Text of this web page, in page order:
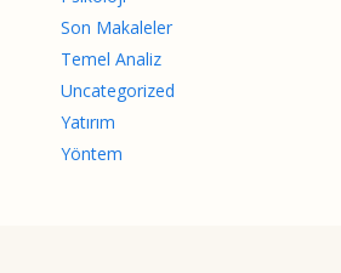
Son Makaleler
Temel Analiz
Uncategorized
Yatırım
Yöntem